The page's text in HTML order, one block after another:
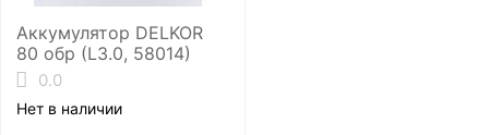
Аккумулятор DELKOR
80 обр (L3.0, 58014)
0.0
Нет в наличии